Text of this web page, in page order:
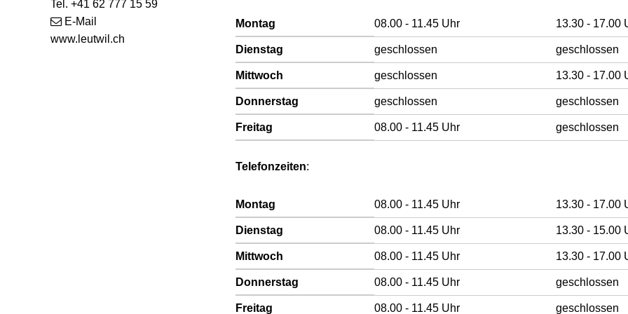
Tel. +41 62 777 15 59
E-Mail
www.leutwil.ch
Wochentag Nachmittag
Montag 08.00 - 11.45 Uhr 13.30 - 17.00
Dienstag geschlossen geschlossen
Mittwoch geschlossen 13.30 - 17.00
Donnerstag geschlossen geschlossen
Freitag 08.00 - 11.45 Uhr geschlossen
Telefonzeiten:
Wochentag Nachmittag
Montag 08.00 - 11.45 Uhr 13.30 - 17.00
Dienstag 08.00 - 11.45 Uhr 13.30 - 15.00
Mittwoch 08.00 - 11.45 Uhr 13.30 - 17.00
Donnerstag 08.00 - 11.45 Uhr geschlossen
Freitag 08.00 - 11.45 Uhr geschlossen